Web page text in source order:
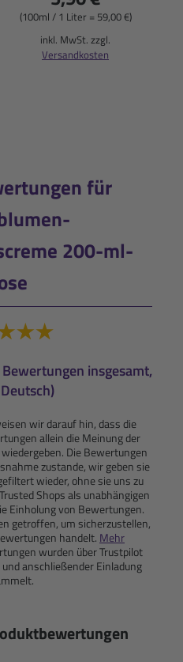
(100ml / 1 Liter = 59,00 €)
inkl. MwSt. zzgl.
Versandkosten
für
200-ml-
insgesamt,
wir darauf hin, dass die
allein die Meinung der
Die Bewertungen
zustande, wir geben sie
wieder, ohne sie uns zu
Shops als unabhängigen
Einholung von Bewertungen.
getroffen, um sicherzustellen,
handelt. Mehr
wurden über Trustpilot
anschließender Einladung